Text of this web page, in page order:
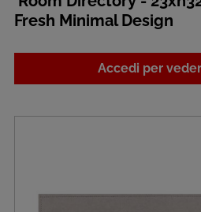
Fresh Minimal Design
Accedi per